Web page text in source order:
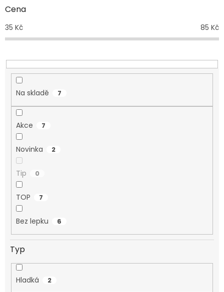
d
k
t
Cena
35 Kč 85 Kč
Na skladě 7
Akce 7
Novinka 2
Tip 0
TOP 7
Bez lepku 6
Typ
Hladká 2